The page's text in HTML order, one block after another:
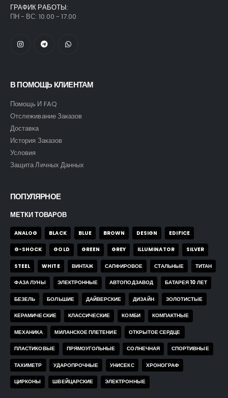
ГРАФИК РАБОТЫ:
ПН - ВС: 10.00 - 17.00
В ПОМОЩЬ КЛИЕНТАМ
Помощь И FAQ
Отслеживание Заказов
Доставка
История Заказов
Условия
Защита Личных Данных
ПОПУЛЯРНОЕ
МЕТКИ ТОВАРОВ
ANALOG BLACK BLUE BROWN DESIGN EDIFICE
G-SHOCK GOLD GREEN GREY ILLUMINATOR SILVER
STEEL WHITE ВИНТАЖ САПФИРОВОЕ СТАЛЬНЫЕ ТИТАН
ФАЗА ЛУНЫ ЭЛЕКТРОННЫЕ АВТОПОДЗАВОД БАТАРЕЯ 10 ЛЕТ
БЕЗЕЛЬ БОЛЬШИЕ ДАЙВЕРСКИЕ ДИЗАЙН ЗОЛОТИСТЫЕ
КЕРАМИЧЕСКИЕ КЛАССИЧЕСКИЕ КОМБИ КОМПАКТНЫЕ
МЕХАНИКА МИЛАНСКОЕ ПЛЕТЕНИЕ ОТКРЫТОЕ СЕРДЦЕ
ПЛАСТИКОВЫЕ ПРЯМОУГОЛЬНЫЕ СОЛНЕЧНАЯ СПОРТИВНЫЕ
ТАХИМЕТР УДАРОПРОЧНЫЕ УНИСЕКС ХРОНОГРАФ
ЦИРКОНЫ ШВЕЙЦАРСКИЕ ЭЛЕКТРОННЫЕ